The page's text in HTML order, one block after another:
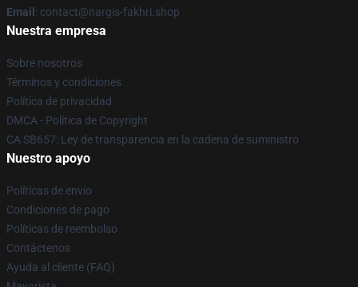
Email : contact@nargis-fakhri.shop
Nuestra empresa
Sobre nosotros
Términos y condiciones
Política de privacidad
DMCA - Política de Copyright
CA SB657: Ley de transparencia en la cadena de suministro
Nuestro apoyo
Políticas de envío
Condiciones de pago
Políticas de reembolso
Contáctenos
Ayuda al cliente (FAQ)